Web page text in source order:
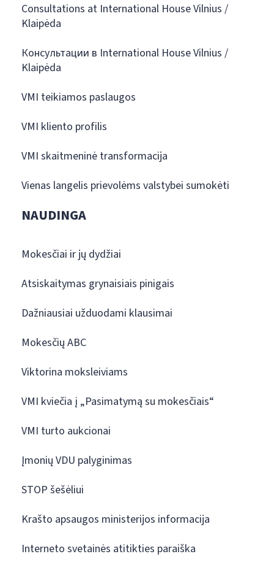
Consultations at International House Vilnius /
Klaipėda
Консультации в International House Vilnius /
Klaipėda
VMI teikiamos paslaugos
VMI kliento profilis
VMI skaitmeninė transformacija
Vienas langelis prievolėms valstybei sumokėti
NAUDINGA
Mokesčiai ir jų dydžiai
Atsiskaitymas grynaisiais pinigais
Dažniausiai užduodami klausimai
Mokesčių ABC
Viktorina moksleiviams
VMI kviečia į „Pasimatymą su mokesčiais“
VMI turto aukcionai
Įmonių VDU palyginimas
STOP šešėliui
Krašto apsaugos ministerijos informacija
Interneto svetainės atitikties paraiška